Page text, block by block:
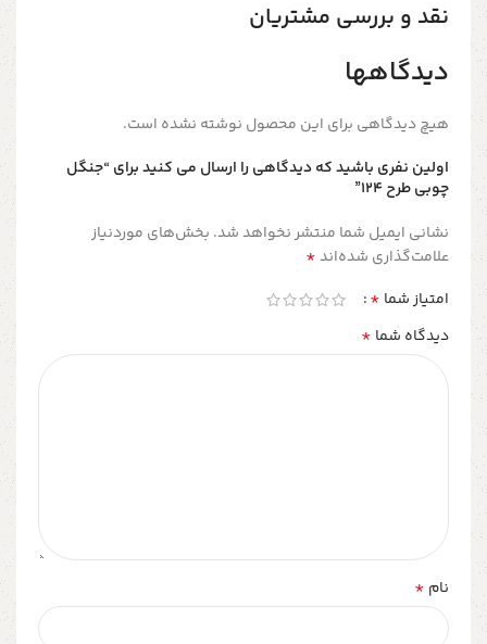
نقد و بررسی مشتریان
دیدگاهها
هیچ دیدگاهی برای این محصول نوشته نشده است.
اولین نفری باشید که دیدگاهی را ارسال می کنید برای “جنگل
چوبی طرح 124”
نشانی ایمیل شما منتشر نخواهد شد. بخش‌های موردنیاز
علامت‌گذاری شده‌اند*
امتیاز شما *
دیدگاه شما *
نام *